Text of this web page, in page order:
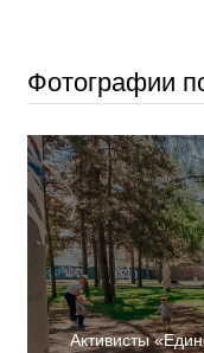
Фотографии
Активисты